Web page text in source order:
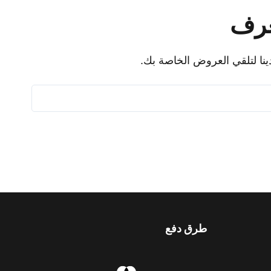
لتلقي العروض الخاصة بك.
طرق دفع